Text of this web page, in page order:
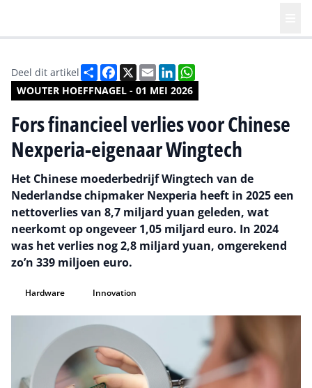
WOUTER HOEFFNAGEL - 01 MEI 2026
Deel dit artikel DeelFacebook
X EmailLinkedIn
Fors financieel verlies voor Chinese
Nexperia-eigenaar Wingtech
Het Chinese moederbedrijf Wingtech van de
Nederlandse chipmaker Nexperia heeft in 2025 een
nettoverlies van 8,7 miljard yuan geleden, wat
neerkomt op ongeveer 1,05 miljard euro. In 2024
was het verlies nog 2,8 miljard yuan, omgerekend
zo’n 339 miljoen euro.
Hardware Innovation